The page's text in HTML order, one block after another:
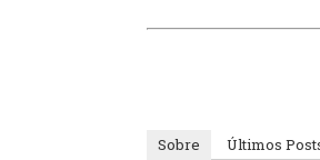
Sobre Últimos